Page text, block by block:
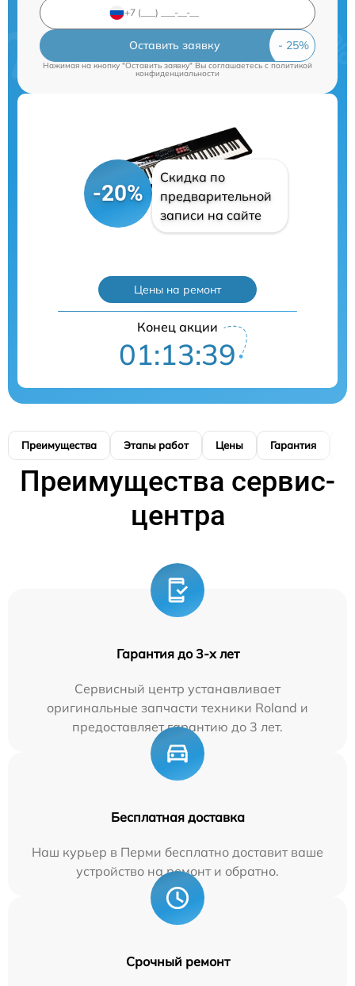
Оставить заявку
Нажимая на кнопку "Оставить заявку" Вы соглашаетесь cполитикой
конфиденциальности
-20%
Скидка по
предварительной
записи на сайте
Цены на ремонт
Конец акции
01:13:38
Преимущества Этапы работ Цены Гарантия
Преимущества сервис-
центра
Гарантия до 3-х лет
Сервисный центр устанавливает
оригинальные запчасти техники Roland и
предоставляет гарантию до 3 лет.
Бесплатная доставка
Наш курьер в Перми бесплатно доставит ваше
устройство на ремонт и обратно.
Срочный ремонт